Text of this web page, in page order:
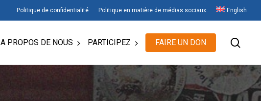
Politique de confidentialité Politique en matière de médias sociaux English
A PROPOS DE NOUS PARTICIPEZ FAIRE UN DON